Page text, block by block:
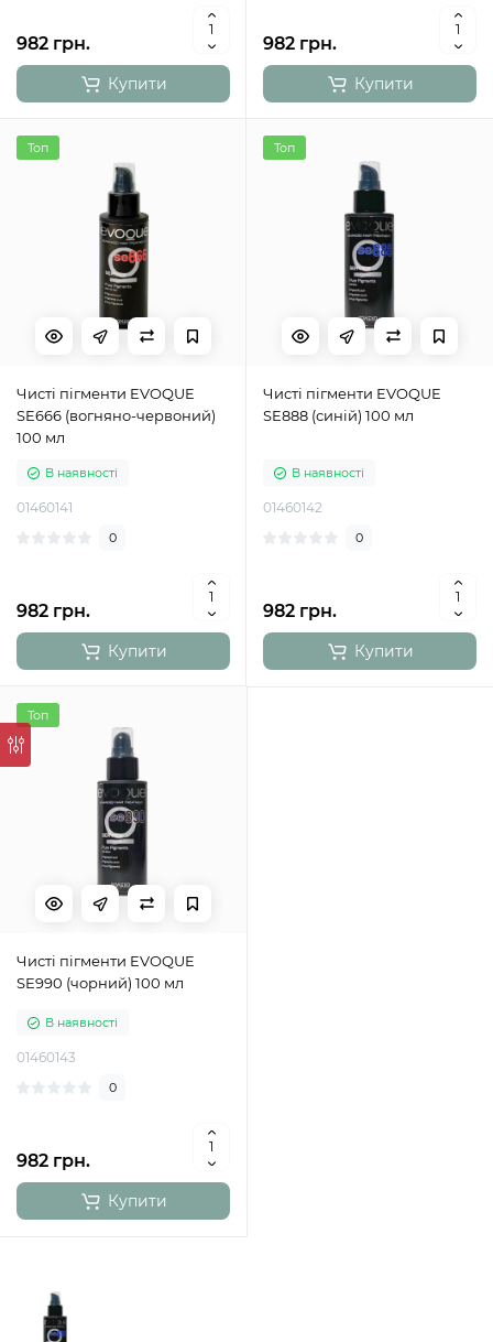
982 грн.
Купити
982 грн.
Купити
Топ
Чисті пігменти EVOQUE
SE666 (вогняно-червоний)
100 мл
В наявності
01460141
0
982 грн.
Купити
Топ
Чисті пігменти EVOQUE
SE888 (синій) 100 мл
В наявності
01460142
0
982 грн.
Купити
Топ
Чисті пігменти EVOQUE
SE990 (чорний) 100 мл
В наявності
01460143
0
982 грн.
Купити